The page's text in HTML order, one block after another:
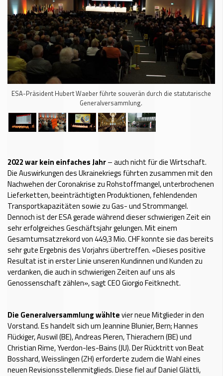
ESA-Präsident Hubert Waeber führte souverän durch die statutarische
Generalversammlung.
2022 war kein einfaches Jahr– auch nicht für die Wirtschaft.
Die Auswirkungen des Ukrainekriegs führten zusammen mit den
Nachwehen der Coronakrise zu Rohstoffmangel, unterbrochenen
Lieferketten, beeinträchtigten Produktionen, fehlendenden
Transportkapazitäten sowie zu Gas- und Strommangel.
Dennoch ist der ESA gerade während dieser schwierigen Zeit ein
sehr erfolgreiches Geschäftsjahr gelungen. Mit einem
Gesamtumsatzrekord von 449,3 Mio. CHF konnte sie das bereits
sehr gute Ergebnis des Vorjahrs übertreffen. «Dieses positive
Resultat ist in erster Linie unseren Kundinnen und Kunden zu
verdanken, die auch in schwierigen Zeiten auf uns als
Genossenschaft zählen», sagt CEO Giorgio Feitknecht.
Die Generalversammlung wähltevier neue Mitglieder in den
Vorstand. Es handelt sich um Jeannine Blunier, Bern; Hannes
Flückiger, Auswil (BE), Andreas Pieren, Thierachern (BE) und
Christian Rime, Yverdon-les-Bains (JU). Der Rücktritt von Beat
Bosshard, Weisslingen (ZH) erforderte zudem die Wahl eines
neuen Revisionsstellenmitglieds. Diese fiel auf Daniel Glättli,